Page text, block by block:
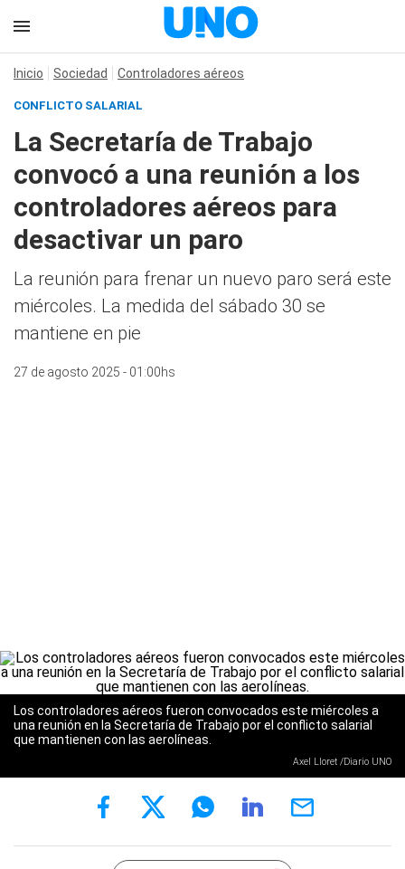
Inicio Sociedad Controladores aéreos
CONFLICTO SALARIAL
La Secretaría de Trabajo
convocó a una reunión a los
controladores aéreos para
desactivar un paro
La reunión para frenar un nuevo paro será este
miércoles. La medida del sábado 30 se
mantiene en pie
27 de agosto 2025 - 01:00hs
Los controladores aéreos fueron convocados este miércoles a
una reunión en la Secretaría de Trabajo por el conflicto salarial
que mantienen con las aerolíneas.
Axel Lloret /Diario UNO